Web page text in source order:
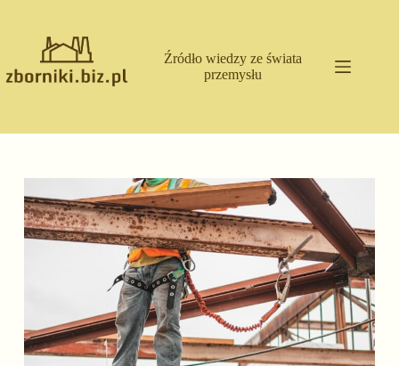
Źródło wiedzy ze świata
przemysłu